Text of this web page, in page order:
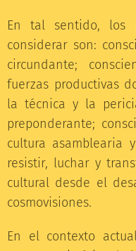
En tal sentido, los
considerar son:
circundante;
fuerzas productivas
la técnica y la
preponderante;
cultura asamblearia
resistir, luchar y
cultural desde el
cosmovisiones.
En el contexto